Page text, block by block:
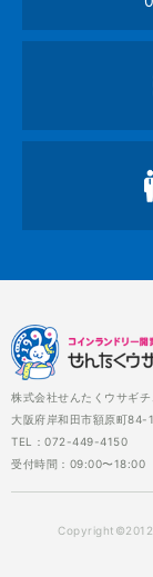
株式会社せんたくウサギチ
大阪府岸和田市額原町84-1
TEL：072-449-4150
受付時間：09:00〜18:00